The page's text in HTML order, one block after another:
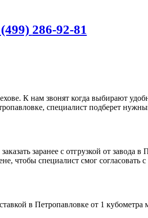
286-92-81
К нам звонят когда выбирают
специалист подберет
заранее с отгрузкой от завода в
специалист смог согласовать
в Петропавловке от 1